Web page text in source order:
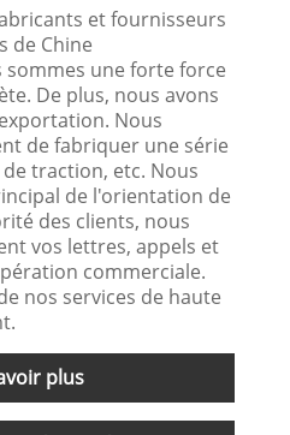
et fournisseurs
de Chine
une forte force
De plus, nous avons
Nous
de fabriquer une série
traction, etc. Nous
de l'orientation de
des clients, nous
vos lettres, appels et
commerciale.
nos services de haute
plus